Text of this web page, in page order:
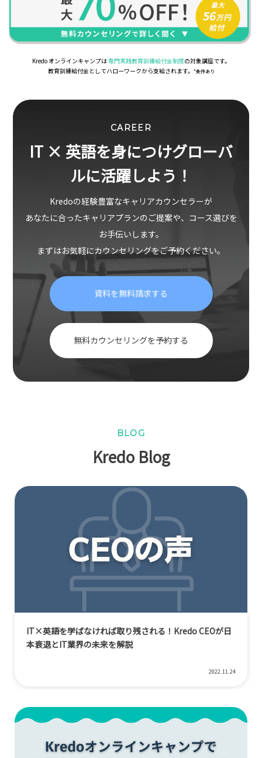
Kredo オンラインキャンプは専門実践教育訓練給付金制度の対象講座です。
教育訓練給付金としてハローワークから支給されます。 *条件あり
CAREER
IT × 英語を身につけグローバ
ルに活躍しよう！
Kredoの経験豊富なキャリアカウンセラーが
あなたに合ったキャリアプランのご提案や、コース選びを
お手伝いします。
まずはお気軽にカウンセリングをご予約ください。
資料を無料請求する
無料カウンセリングを予約する
BLOG
Kredo Blog
IT×英語を学ばなければ取り残される！Kredo CEOが日
本衰退とIT業界の未来を解説
2022.11.24